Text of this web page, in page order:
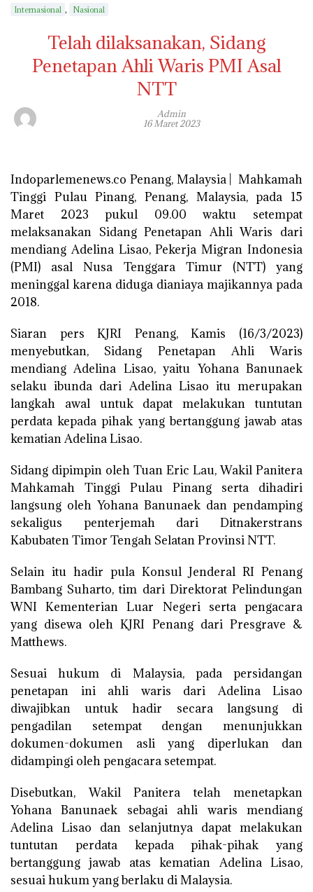
Internasional , Nasional
Telah dilaksanakan, Sidang
Penetapan Ahli Waris PMI Asal
NTT
Admin
16 Maret 2023
Indoparlemenews.co Penang, Malaysia | Mahkamah
Tinggi Pulau Pinang, Penang, Malaysia, pada 15
Maret 2023 pukul 09.00 waktu setempat
melaksanakan Sidang Penetapan Ahli Waris dari
mendiang Adelina Lisao, Pekerja Migran Indonesia
(PMI) asal Nusa Tenggara Timur (NTT) yang
meninggal karena diduga dianiaya majikannya pada
2018.
Siaran pers KJRI Penang, Kamis (16/3/2023)
menyebutkan, Sidang Penetapan Ahli Waris
mendiang Adelina Lisao, yaitu Yohana Banunaek
selaku ibunda dari Adelina Lisao itu merupakan
langkah awal untuk dapat melakukan tuntutan
perdata kepada pihak yang bertanggung jawab atas
kematian Adelina Lisao.
Sidang dipimpin oleh Tuan Eric Lau, Wakil Panitera
Mahkamah Tinggi Pulau Pinang serta dihadiri
langsung oleh Yohana Banunaek dan pendamping
sekaligus penterjemah dari Ditnakerstrans
Kabubaten Timor Tengah Selatan Provinsi NTT.
Selain itu hadir pula Konsul Jenderal RI Penang
Bambang Suharto, tim dari Direktorat Pelindungan
WNI Kementerian Luar Negeri serta pengacara
yang disewa oleh KJRI Penang dari Presgrave &
Matthews.
Sesuai hukum di Malaysia, pada persidangan
penetapan ini ahli waris dari Adelina Lisao
diwajibkan untuk hadir secara langsung di
pengadilan setempat dengan menunjukkan
dokumen-dokumen asli yang diperlukan dan
didampingi oleh pengacara setempat.
Disebutkan, Wakil Panitera telah menetapkan
Yohana Banunaek sebagai ahli waris mendiang
Adelina Lisao dan selanjutnya dapat melakukan
tuntutan perdata kepada pihak-pihak yang
bertanggung jawab atas kematian Adelina Lisao,
sesuai hukum yang berlaku di Malaysia.